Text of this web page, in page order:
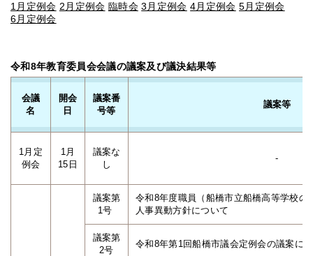
1月定例会 2月定例会 臨時会 3月定例会 4月定例会 5月定例会
6月定例会
令和8年教育委員会会議の議案及び議決結果等
会議
名
開会
日
議案番
号等
議案等
1月定
例会
1月
15日
議案な
し
-
議案第
1号
令和8年度職員（船橋市立船橋高等学校の
人事異動方針について
議案第
2号
令和8年第1回船橋市議会定例会の議案に